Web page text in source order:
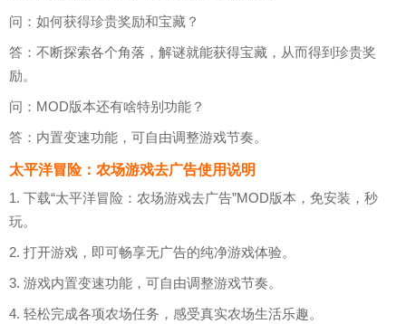
问：如何获得珍贵奖励和宝藏？
答：不断探索各个角落，解谜就能获得宝藏，从而得到珍贵奖
励。
问：MOD版本还有啥特别功能？
答：内置变速功能，可自由调整游戏节奏。
太平洋冒险：农场游戏去广告使用说明
1. 下载“太平洋冒险：农场游戏去广告”MOD版本，免安装，秒
玩。
2. 打开游戏，即可畅享无广告的纯净游戏体验。
3. 游戏内置变速功能，可自由调整游戏节奏。
4. 轻松完成各项农场任务，感受真实农场生活乐趣。